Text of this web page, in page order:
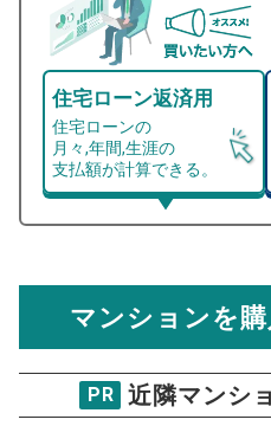
住宅ローン返済用
住宅ローンの
月々,年間,生涯の
支払額が計算できる。
総支払額シ
物件価格
マンション売
クオリア銀座7丁目
マンションを
PR 近隣マンシ